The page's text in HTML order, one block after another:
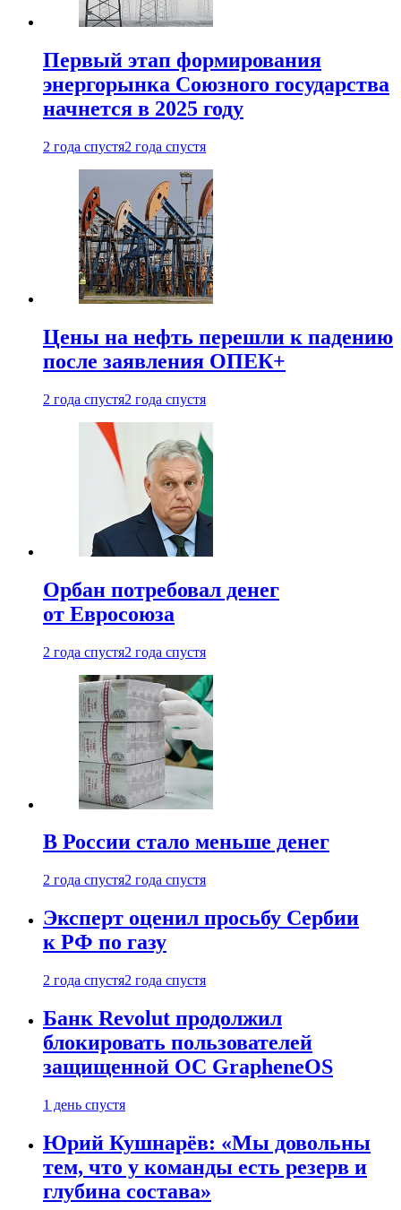
Первый этап формирования
энергорынка Союзного государства
начнется в 2025 году
2 года спустя2 года спустя
Цены на нефть перешли к падению
после заявления ОПЕК+
2 года спустя2 года спустя
Орбан потребовал денег
от Евросоюза
2 года спустя2 года спустя
В России стало меньше денег
2 года спустя2 года спустя
Эксперт оценил просьбу Сербии
к РФ по газу
2 года спустя2 года спустя
Банк Revolut продолжил
блокировать пользователей
защищенной ОС GrapheneOS
1 день спустя
Юрий Кушнарёв: «Мы довольны
тем, что у команды есть резерв и
глубина состава»